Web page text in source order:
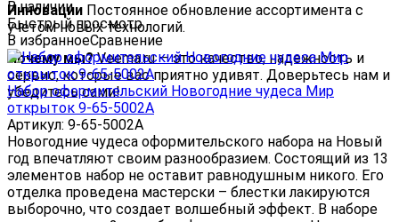
Инновации Постоянное обновление ассортимента с
учетом новых технологий.
Почему мы?Veema.ru — это качество, надежность и
сервис, которые вас приятно удивят. Доверьтесь нам и
убедитесь сами!
В наличии
Быстрый просмотр
В избранноеСравнение
Набор оформительский Новогодние чудеса Мир
открыток 9-65-5002А
Артикул: 9-65-5002А
Новогодние чудеса оформительского набора на Новый
год впечатляют своим разнообразием. Состоящий из 13
элементов набор не оставит равнодушным никого. Его
отделка проведена мастерски – блестки лакируются
выборочно, что создает волшебный эффект. В наборе